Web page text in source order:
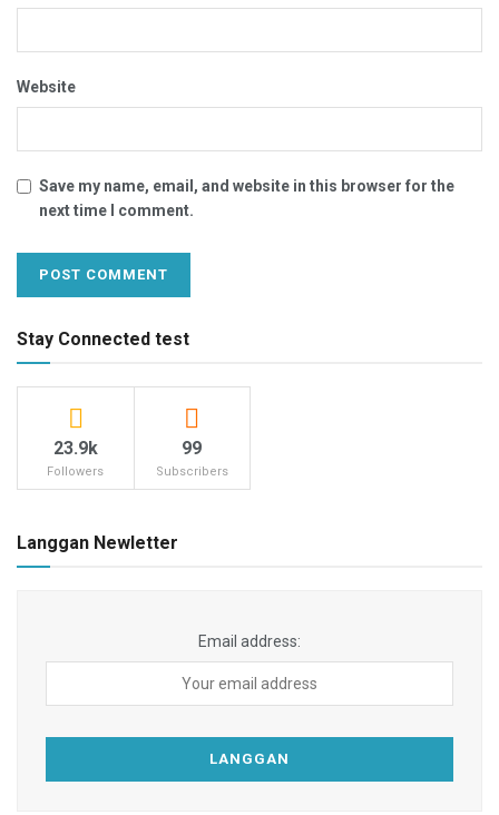
Website
Save my name, email, and website in this browser for the
next time I comment.
Stay Connected test
23.9k
Followers
99
Subscribers
Langgan Newletter
Email address: